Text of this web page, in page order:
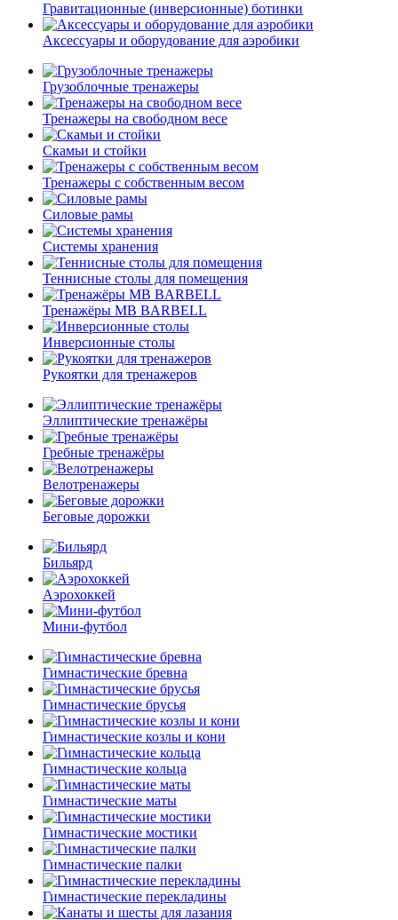
Гравитационные (инверсионные) ботинки
Аксессуары и оборудование для аэробики
Грузоблочные тренажеры
Тренажеры на свободном весе
Скамьи и стойки
Тренажеры с собственным весом
Силовые рамы
Системы хранения
Теннисные столы для помещения
Тренажёры MB BARBELL
Инверсионные столы
Рукоятки для тренажеров
Эллиптические тренажёры
Гребные тренажёры
Велотренажеры
Беговые дорожки
Бильярд
Аэрохоккей
Мини-футбол
Гимнастические бревна
Гимнастические брусья
Гимнастические козлы и кони
Гимнастические кольца
Гимнастические маты
Гимнастические мостики
Гимнастические палки
Гимнастические перекладины